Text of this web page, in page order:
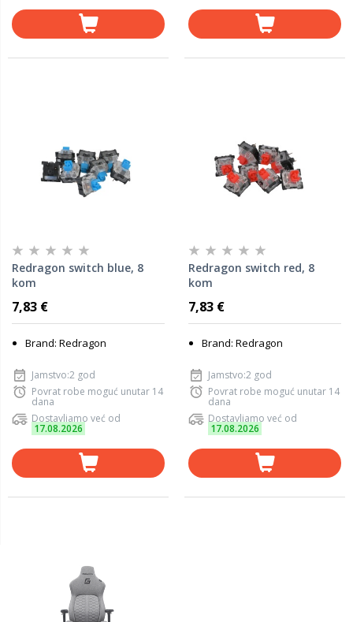
Redragon switch blue, 8
kom
7,83 €
Brand: Redragon
Jamstvo:2 god
Povrat robe moguć unutar 14
dana
Dostavljamo već od
17.08.2026
Redragon switch red, 8
kom
7,83 €
Brand: Redragon
Jamstvo:2 god
Povrat robe moguć unutar 14
dana
Dostavljamo već od
17.08.2026